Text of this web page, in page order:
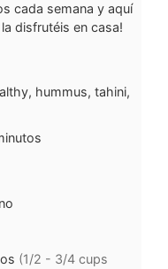
cada semana y aquí
disfrutéis en casa!
hummus, tahini,
(1/2 - 3/4 cups